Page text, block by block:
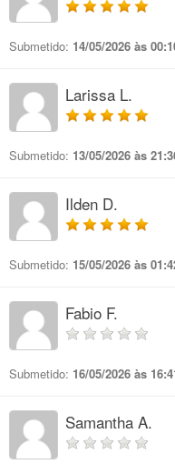
Submetido: 14/05/2026 às
Larissa L.
Submetido: 13/05/2026 às
Ilden D.
Submetido: 15/05/2026 às
Fabio F.
Submetido: 16/05/2026 às
Samantha A.